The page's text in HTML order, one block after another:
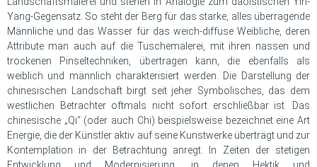
Yang-Gegensatz. So steht der Berg für das starke, alles überragende
Männliche und das Wasser für das weich-diffuse Weibliche, deren
Attribute man auch auf die Tuschemalerei, mit ihren nassen und
trockenen Pinseltechniken, übertragen kann, die ebenfalls als
weiblich und männlich charakterisiert werden. Die Darstellung der
chinesischen Landschaft birgt seit jeher Symbolisches, das dem
westlichen Betrachter oftmals nicht sofort erschließbar ist. Das
chinesische „Qi“ (oder auch Chi) beispielsweise bezeichnet eine Art
Energie, die der Künstler aktiv auf seine Kunstwerke überträgt und zur
Kontemplation in der Betrachtung anregt. In Zeiten der stetigen